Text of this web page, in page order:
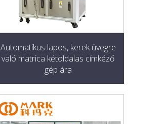
Automatikus lapos, kerek üvegre
való matrica kétoldalas címkéző
gép ára